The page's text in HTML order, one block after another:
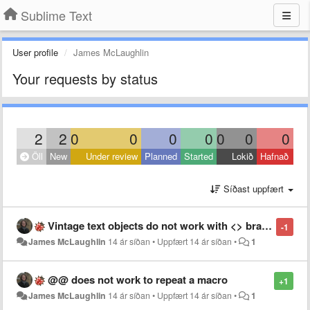
Sublime Text
User profile James McLaughlin
Your requests by status
2 2 0 0 0 0 0 0 0
Öll New Under review Planned Started Lokið Hafnað
Síðast uppfært
-1
Vintage text objects do not work with <> brackets
James McLaughlin 14 ár síðan • Uppfært 14 ár síðan • 1
+1
@@ does not work to repeat a macro
James McLaughlin 14 ár síðan • Uppfært 14 ár síðan • 1